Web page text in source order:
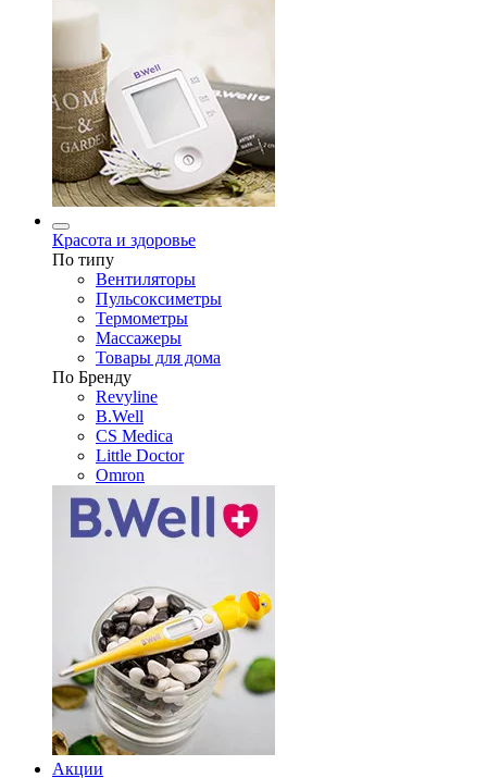
Красота и здоровье
По типу
Вентиляторы
Пульсоксиметры
Термометры
Массажеры
Товары для дома
По Бренду
Revyline
B.Well
CS Medica
Little Doctor
Omron
Акции